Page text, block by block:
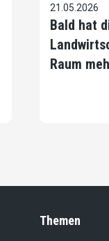
21.05.2026
Bald hat
Raum
Themen